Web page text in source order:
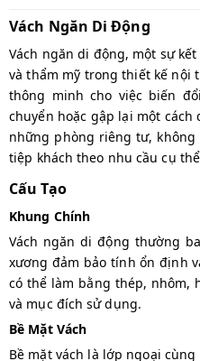
Vách Ngăn Di Động
Vách ngăn di động, một sự
và thẩm mỹ trong thiết kế nội
thông minh cho việc biến
chuyển hoặc gập lại một
những phòng riêng tư, không
tiệp khách theo nhu cầu cụ
Cấu Tạo
Khung Chính
Vách ngăn di động thường
xương đảm bảo tính ổn định
có thể làm bằng thép, nhôm,
và mục đích sử dụng.
Bề Mặt Vách
Bề mặt vách là lớp ngoại